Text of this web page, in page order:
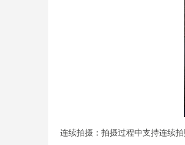
连续拍摄：拍摄过程中支持连续